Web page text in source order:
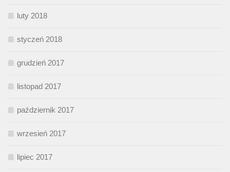
luty 2018
styczeń 2018
grudzień 2017
listopad 2017
październik 2017
wrzesień 2017
lipiec 2017